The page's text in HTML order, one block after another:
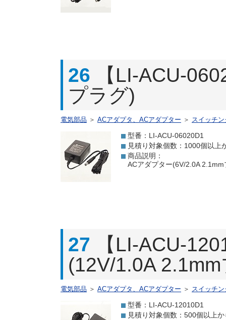
26
【LI-ACU-
プラグ)
電気部品 ＞ ACアダプタ、ACアダプター ＞ スイッチ
型番：LI-ACU-06020D1
見積り対象個数：1000個以上
商品説明：
ACアダプター(6V/2.0A
27
【LI-ACU-
(12V/1.0A
電気部品 ＞ ACアダプタ、ACアダプター ＞ スイッチ
型番：LI-ACU-12010D1
見積り対象個数：500個以上か